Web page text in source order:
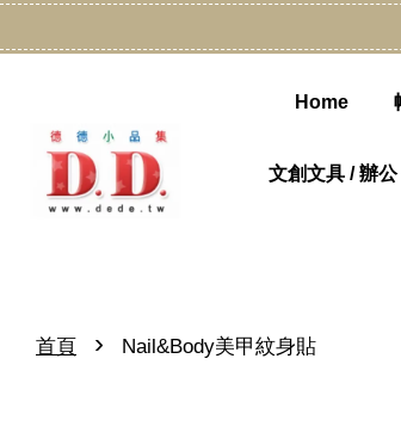
Home
文創文具 / 辦
首頁 › Nail&Body美甲紋身貼